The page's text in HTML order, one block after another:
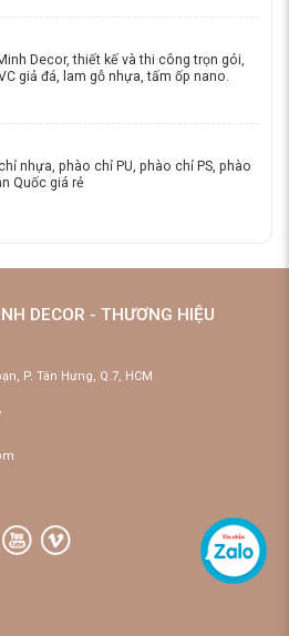
Decor, thiết kế và thi công trọn gói,
giả đá, lam gỗ nhựa, tấm ốp nano.
nhựa, phào chỉ PU, phào chỉ PS, phào
Quốc giá rẻ
DECOR - THƯƠNG HIỆU
P. Tân Hưng, Q.7, HCM